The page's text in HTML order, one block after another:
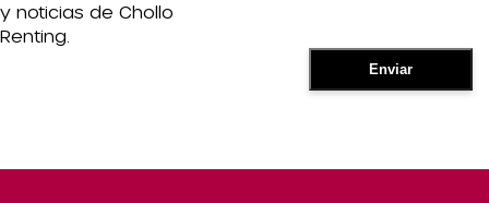
y noticias de Chollo
Renting.